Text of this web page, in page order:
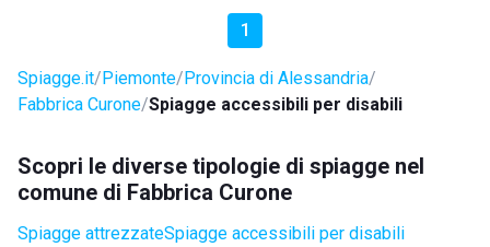
1
Spiagge.it Piemonte Provincia di Alessandria
Fabbrica Curone Spiagge accessibili per disabili
Scopri le diverse tipologie di spiagge nel
comune di Fabbrica Curone
Spiagge attrezzateSpiagge accessibili per disabili